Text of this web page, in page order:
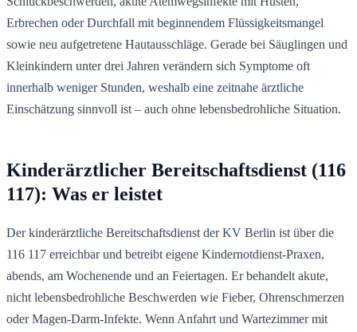
Erbrechen oder Durchfall mit beginnendem Flüssigkeitsmangel
sowie neu aufgetretene Hautausschläge. Gerade bei Säuglingen und
Kleinkindern unter drei Jahren verändern sich Symptome oft
innerhalb weniger Stunden, weshalb eine zeitnahe ärztliche
Einschätzung sinnvoll ist – auch ohne lebensbedrohliche Situation.
Kinderärztlicher Bereitschaftsdienst (116
117): Was er leistet
Der kinderärztliche Bereitschaftsdienst der KV Berlin ist über die
116 117 erreichbar und betreibt eigene Kindernotdienst-Praxen,
abends, am Wochenende und an Feiertagen. Er behandelt akute,
nicht lebensbedrohliche Beschwerden wie Fieber, Ohrenschmerzen
oder Magen-Darm-Infekte. Wenn Anfahrt und Wartezimmer mit